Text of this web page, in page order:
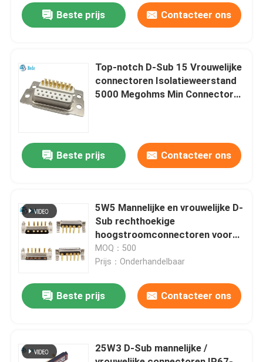
Huis
Over ons
Kwaliteitscontrole
Neem contact met ons op
Blog
GX Aviation Connector
Beste prijs Contacteer ons
Top-notch D-Sub 15 Vrouwelijke
connectoren Isolatieweerstand
5000 Megohms Min Connector
Beste prijs Contacteer ons
5W5 Mannelijke en vrouwelijke D-
Sub rechthoekige
hoogstroomconnectoren voor
PCB's
MOQ：500
Prijs：Onderhandelbaar
Beste prijs Contacteer ons
25W3 D-Sub mannelijke /